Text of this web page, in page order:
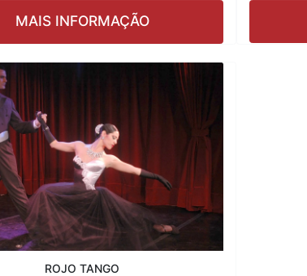
MAIS INFORMAÇÃO
ROJO TANGO